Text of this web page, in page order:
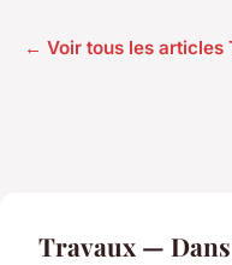
← Voir tous les articles
Travaux —